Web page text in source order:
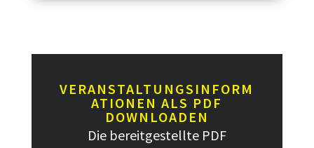
VERANSTALTUNGSINFORM
ATIONEN ALS PDF
DOWNLOADEN
Die bereitgestellte PDF